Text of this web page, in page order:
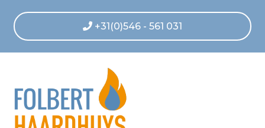
+31(0)546 - 561 031